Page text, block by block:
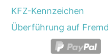
KFZ-Kennzeichen
Überführung auf